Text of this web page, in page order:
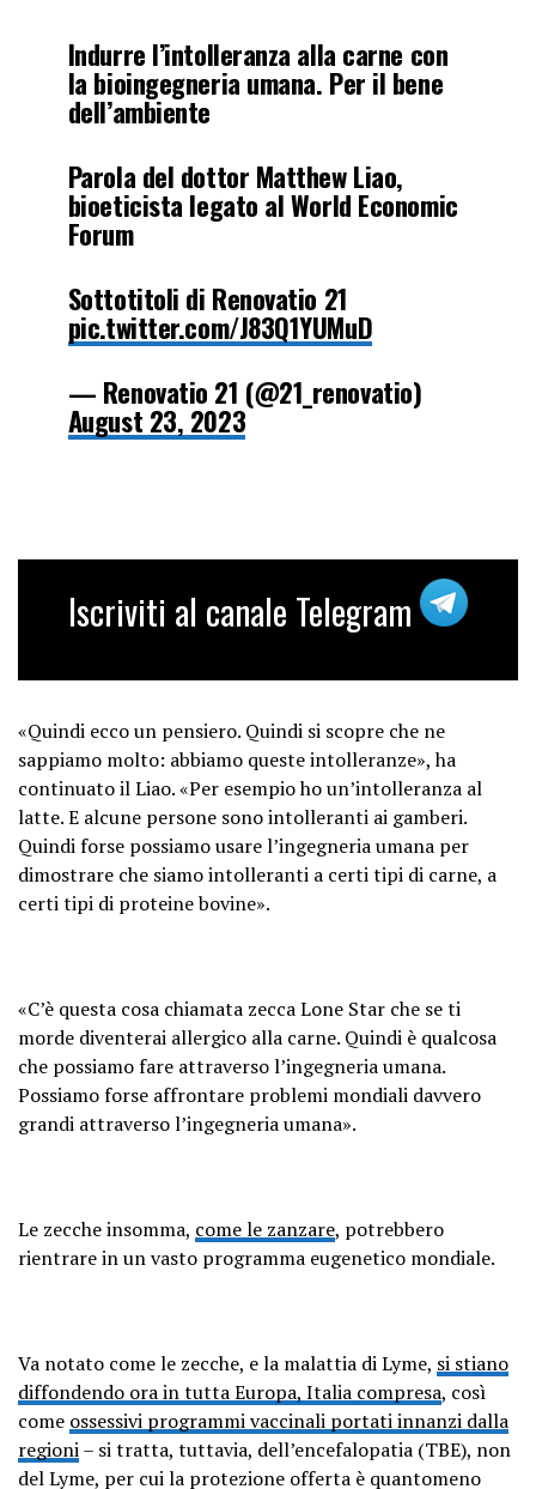
Indurre l’intolleranza alla carne con
la bioingegneria umana. Per il bene
dell’ambiente
Parola del dottor Matthew Liao,
bioeticista legato al World Economic
Forum
Sottotitoli di Renovatio 21
pic.twitter.com/J83Q1YUMuD
— Renovatio 21 (@21_renovatio)
August 23, 2023
Iscriviti al canale Telegram
«Quindi ecco un pensiero. Quindi si scopre che ne
sappiamo molto: abbiamo queste intolleranze», ha
continuato il Liao. «Per esempio ho un’intolleranza al
latte. E alcune persone sono intolleranti ai gamberi.
Quindi forse possiamo usare l’ingegneria umana per
dimostrare che siamo intolleranti a certi tipi di carne, a
certi tipi di proteine ​​bovine».
«C’è questa cosa chiamata zecca Lone Star che se ti
morde diventerai allergico alla carne. Quindi è qualcosa
che possiamo fare attraverso l’ingegneria umana.
Possiamo forse affrontare problemi mondiali davvero
grandi attraverso l’ingegneria umana».
Le zecche insomma, come le zanzare, potrebbero
rientrare in un vasto programma eugenetico mondiale.
Va notato come le zecche, e la malattia di Lyme, si stiano
diffondendo ora in tutta Europa, Italia compresa, così
come ossessivi programmi vaccinali portati innanzi dalla
regioni– si tratta, tuttavia, dell’encefalopatia (TBE), non
del Lyme, per cui la protezione offerta è quantomeno